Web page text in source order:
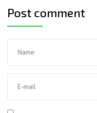
Post comment